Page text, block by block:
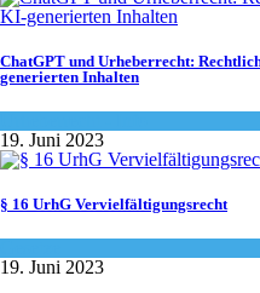
ChatGPT und Urheberrecht:
generierten Inhalten
19. Juni 2023
§ 16 UrhG Vervielfältigungsrecht
19. Juni 2023